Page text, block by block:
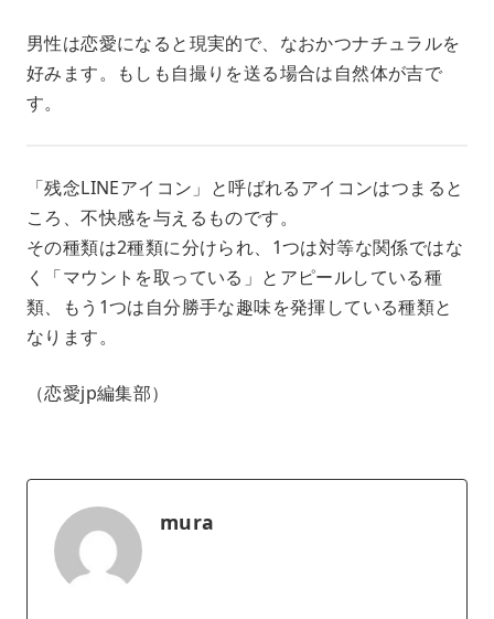
男性は恋愛になると現実的で、なおかつナチュラルを
好みます。もしも自撮りを送る場合は自然体が吉で
す。
「残念LINEアイコン」と呼ばれるアイコンはつまると
ころ、不快感を与えるものです。
その種類は2種類に分けられ、1つは対等な関係ではな
く「マウントを取っている」とアピールしている種
類、もう1つは自分勝手な趣味を発揮している種類と
なります。
（恋愛jp編集部）
mura